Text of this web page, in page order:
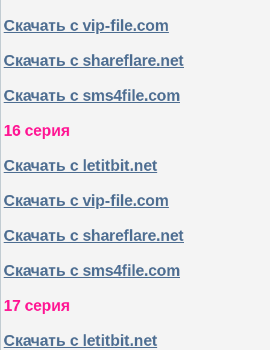
Скачать с vip-file.com
Скачать с shareflare.net
Скачать с sms4file.com
16 серия
Скачать с letitbit.net
Скачать с vip-file.com
Скачать с shareflare.net
Скачать с sms4file.com
17 серия
Скачать с letitbit.net